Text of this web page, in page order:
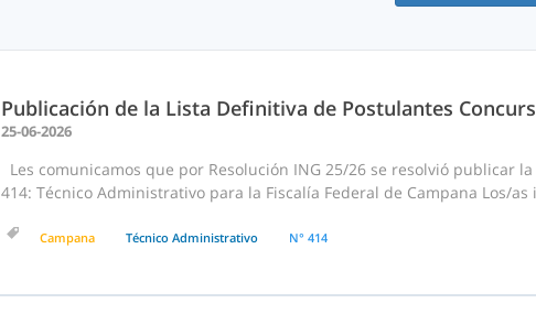
Publicación de la Lista Definitiva de Postulantes
25-06-2026
Les comunicamos que por Resolución ING 25/26 se resolvió publicar
414: Técnico Administrativo para la Fiscalía Federal de Campana Los/
Campana Técnico Administrativo N° 414